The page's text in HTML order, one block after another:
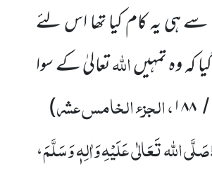
ہی یہ کام کیاتھا اس لئے
کہ وہ تمہیںاللہتعالیٰ کے سوا
/ ۱۸۸، الجزء الخامس عشر)
صَلَّی اللہ تَعَالٰی عَلَیْہِ وَاٰلِہٖ وَسَلَّمَ،